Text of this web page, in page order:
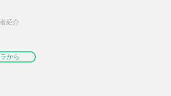
紹介
から